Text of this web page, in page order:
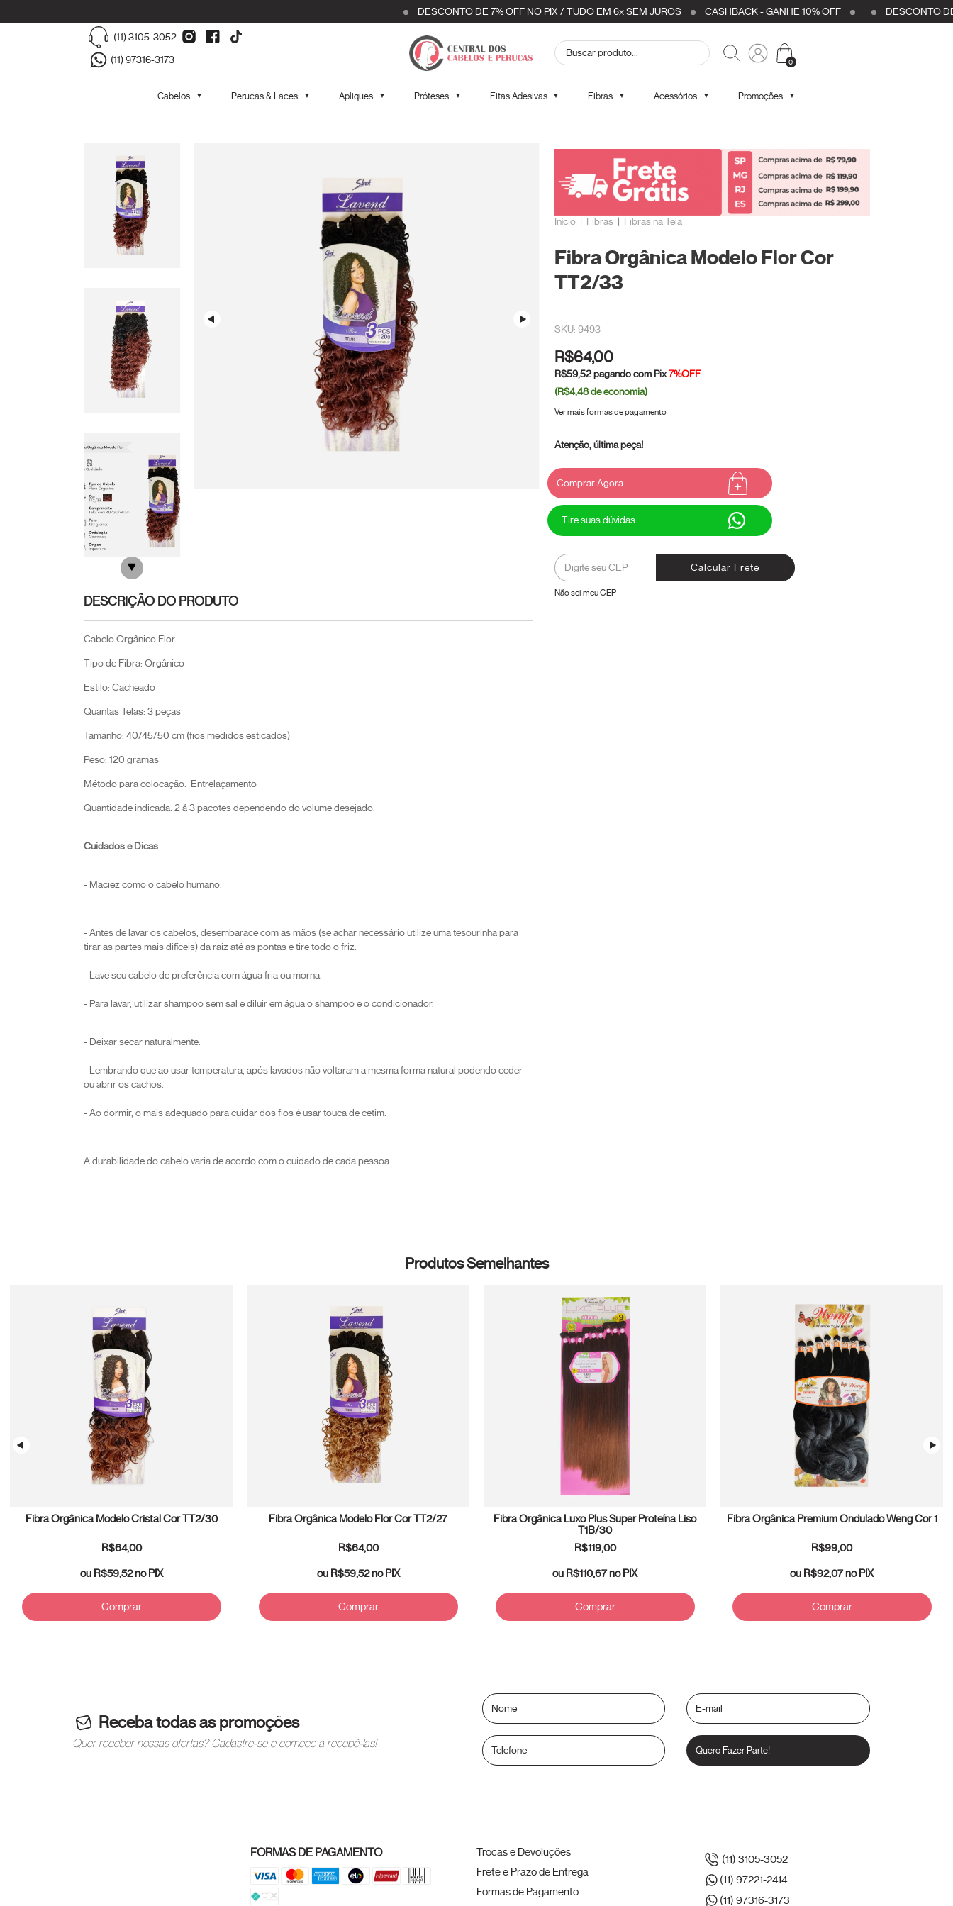
DESCONTO DE 7% OFF NO PIX / TUDO EM 6x SEM JUROS CASHBACK - GANHE 10% OFF DESCONTO DE
(11) 3105-3052
(11) 97316-3173
0
Cabelos ▼ Perucas & Laces ▼ Apliques ▼ Próteses ▼ Fitas Adesivas ▼ Fibras ▼ Acessórios ▼ Promoções ▼
DESCRIÇÃO DO PRODUTO
Cabelo Orgânico Flor
Tipo de Fibra: Orgânico
Estilo: Cacheado
Quantas Telas: 3 peças
Tamanho: 40/45/50 cm (fios medidos esticados)
Peso: 120 gramas
Método para colocação: Entrelaçamento
Quantidade indicada: 2 á 3 pacotes dependendo do volume desejado.
Cuidados e Dicas
- Maciez como o cabelo humano.
- Antes de lavar os cabelos, desembarace com as mãos (se achar necessário utilize uma tesourinha para
tirar as partes mais difíceis) da raiz até as pontas e tire todo o friz.
- Lave seu cabelo de preferência com água fria ou morna.
- Para lavar, utilizar shampoo sem sal e diluir em água o shampoo e o condicionador.
- Deixar secar naturalmente.
- Lembrando que ao usar temperatura, após lavados não voltaram a mesma forma natural podendo ceder
ou abrir os cachos.
- Ao dormir, o mais adequado para cuidar dos fios é usar touca de cetim.
A durabilidade do cabelo varia de acordo com o cuidado de cada pessoa.
Início | Fibras | Fibras na Tela
Fibra Orgânica Modelo Flor Cor
TT2/33
SKU: 9493
R$64,00
R$59,52pagando com Pix7%OFF
(R$4,48de economia)
Ver mais formas de pagamento
Atenção, última peça!
Tire suas dúvidas
Entregas para o CEP:
Calcular Frete
Não sei meu CEP
Produtos Semelhantes
Fibra Orgânica Modelo Cristal Cor TT2/30
R$64,00
ou R$59,52no PIX
Comprar
Fibra Orgânica Modelo Flor Cor TT2/27
R$64,00
ou R$59,52no PIX
Comprar
Fibra Orgânica Luxo Plus Super Proteína Liso
T1B/30
R$119,00
ou R$110,67no PIX
Comprar
Fibra Orgânica Premium Ondulado Weng Cor 1
R$99,00
ou R$92,07no PIX
Comprar
Receba todas as promoções
Quer receber nossas ofertas? Cadastre-se e comece a recebê-las!
Quero Fazer Parte!
FORMAS DE PAGAMENTO
Trocas e Devoluções
Frete e Prazo de Entrega
Formas de Pagamento
(11) 3105-3052
(11) 97221-2414
(11) 97316-3173